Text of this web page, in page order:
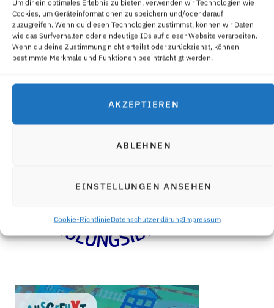
Um dir ein optimales Erlebnis zu bieten, verwenden wir Technologien wie
Cookies, um Geräteinformationen zu speichern und/oder darauf
zuzugreifen. Wenn du diesen Technologien zustimmst, können wir Daten
wie das Surfverhalten oder eindeutige IDs auf dieser Website verarbeiten.
Wenn du deine Zustimmung nicht erteilst oder zurückziehst, können
bestimmte Merkmale und Funktionen beeinträchtigt werden.
AKZEPTIEREN
ABLEHNEN
EINSTELLUNGEN ANSEHEN
Cookie-RichtlinieDatenschutzerklärungImpressum